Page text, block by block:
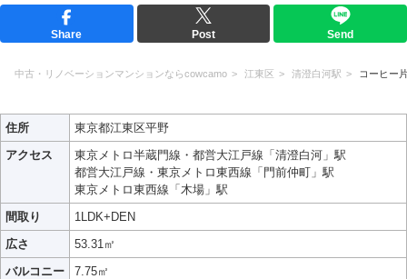
Share Post Send
中古・リノベーションマンションならcowcamo 江東区 清澄白河駅 コーヒー
住所
東京都江東区平野
アクセス
東京メトロ半蔵門線・都営大江戸線「清澄白河」駅
都営大江戸線・東京メトロ東西線「門前仲町」駅
東京メトロ東西線「木場」駅
間取り
1LDK+DEN
広さ
53.31㎡
バルコニー
7.75㎡